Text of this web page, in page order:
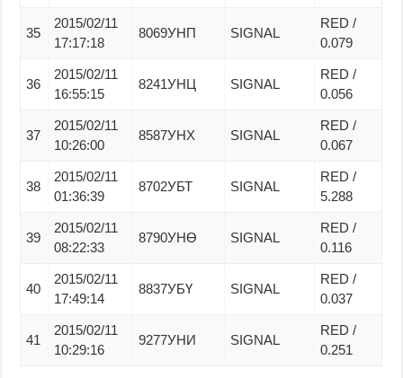
35
2015/02/11
17:17:18
8069УНП SIGNAL
RED /
0.079
36
2015/02/11
16:55:15
8241УНЦ SIGNAL
RED /
0.056
37
2015/02/11
10:26:00
8587УНХ SIGNAL
RED /
0.067
38
2015/02/11
01:36:39
8702УБТ SIGNAL
RED /
5.288
39
2015/02/11
08:22:33
8790УНӨ SIGNAL
RED /
0.116
40
2015/02/11
17:49:14
8837УБҮ SIGNAL
RED /
0.037
41
2015/02/11
10:29:16
9277УНИ SIGNAL
RED /
0.251